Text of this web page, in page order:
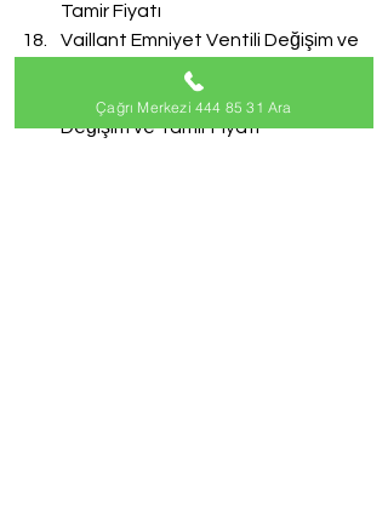
Tamir Fiyatı
Vaillant Emniyet Ventili Değişim ve
Vaillant Doldurma Musluğu
Değişim ve Tamir Fiyatı
Çağrı Merkezi 444 85 31 Ara